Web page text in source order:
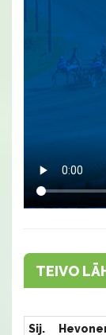
TEIVO
Sij.